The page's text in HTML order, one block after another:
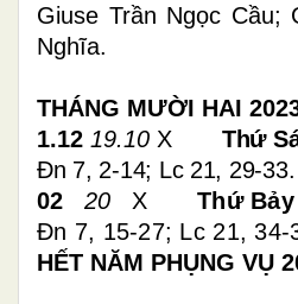
Giuse Trần Ngọc Cầu;
Nghĩa.
THÁNG MƯỜI HAI
1.12 19.10 X Thứ
Đn 7, 2-14; Lc 21, 29-33.
02
20 X Thứ
Đn 7, 15-27; Lc 21, 34-
HẾT NĂM PHỤNG VỤ